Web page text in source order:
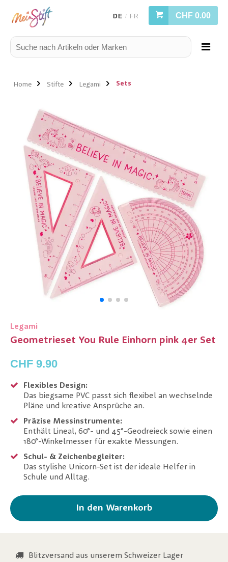
DE / FR CHF 0.00
Home Stifte Legami Sets
Legami
Geometrieset You Rule Einhorn pink 4er Set
CHF 9.90
Flexibles Design:
Das biegsame PVC passt sich flexibel an wechselnde
Pläne und kreative Ansprüche an.
Präzise Messinstrumente:
Enthält Lineal, 60°- und 45°-Geodreieck sowie einen
180°-Winkelmesser für exakte Messungen.
Schul- & Zeichenbegleiter:
Das stylishe Unicorn-Set ist der ideale Helfer in
Schule und Alltag.
In den Warenkorb
Blitzversand aus unserem Schweizer Lager